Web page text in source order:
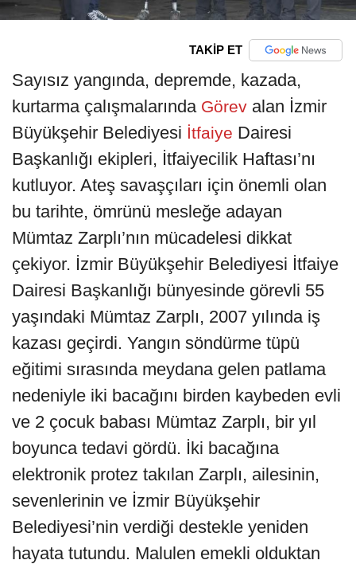
TAKİP ET
Sayısız yangında, depremde, kazada,
kurtarma çalışmalarında Görev alan İzmir
Büyükşehir Belediyesi İtfaiye Dairesi
Başkanlığı ekipleri, İtfaiyecilik Haftası’nı
kutluyor. Ateş savaşçıları için önemli olan
bu tarihte, ömrünü mesleğe adayan
Mümtaz Zarplı’nın mücadelesi dikkat
çekiyor. İzmir Büyükşehir Belediyesi İtfaiye
Dairesi Başkanlığı bünyesinde görevli 55
yaşındaki Mümtaz Zarplı, 2007 yılında iş
kazası geçirdi. Yangın söndürme tüpü
eğitimi sırasında meydana gelen patlama
nedeniyle iki bacağını birden kaybeden evli
ve 2 çocuk babası Mümtaz Zarplı, bir yıl
boyunca tedavi gördü. İki bacağına
elektronik protez takılan Zarplı, ailesinin,
sevenlerinin ve İzmir Büyükşehir
Belediyesi’nin verdiği destekle yeniden
hayata tutundu. Malulen emekli olduktan